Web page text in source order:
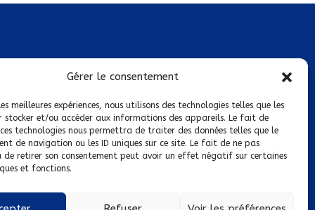
Gérer le consentement
meilleures expériences, nous utilisons des technologies telles que les
stocker et/ou accéder aux informations des appareils. Le fait de
technologies nous permettra de traiter des données telles que le
de navigation ou les ID uniques sur ce site. Le fait de ne pas
de retirer son consentement peut avoir un effet négatif sur certaines
et fonctions.
de confidentialité
de cookies
suivre sur :